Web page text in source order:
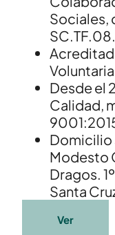
Sociales,
Desde el
Calidad,
Domicilio
Modesto
Dragos.
Santa
Ver